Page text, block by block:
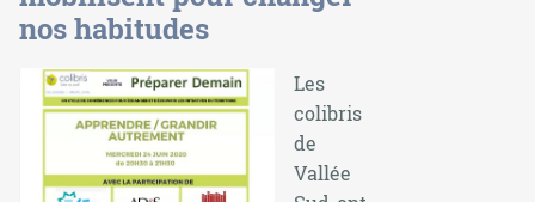
nos habitudes
Les
colibris
de
Vallée